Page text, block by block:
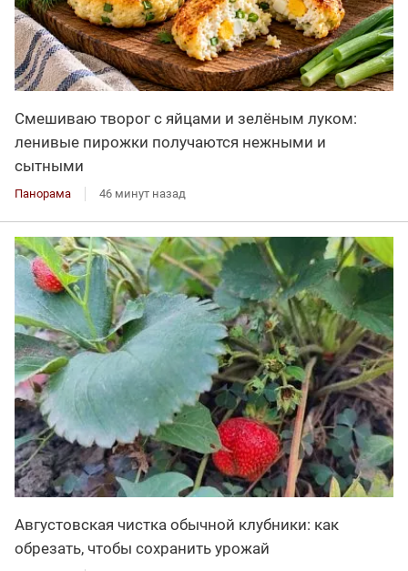
Смешиваю творог с яйцами и зелёным луком:
ленивые пирожки получаются нежными и
сытными
Панорама 46 минут назад
Августовская чистка обычной клубники: как
обрезать, чтобы сохранить урожай